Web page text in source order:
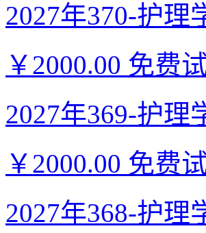
2027年370-护理
￥2000.00 免费
2027年369-护理
￥2000.00 免费
2027年368-护理